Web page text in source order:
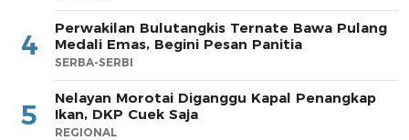
4
Perwakilan Bulutangkis Ternate Bawa Pulang
Medali Emas, Begini Pesan Panitia
SERBA-SERBI
5
Nelayan Morotai Diganggu Kapal Penangkap
Ikan, DKP Cuek Saja
REGIONAL